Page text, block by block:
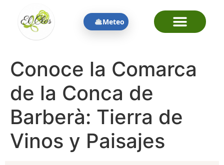
Meteo
Conoce la Comarca
de la Conca de
Barberà: Tierra de
Vinos y Paisajes